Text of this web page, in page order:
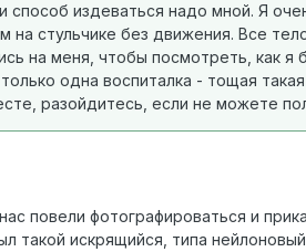
способ издеваться надо мной. Я
на стульчике без движения. Все
на меня, чтобы посмотреть, как я
одна воспиталка - тощая
разойдитесь, если не можете
повели фотографироваться и
такой искрящийся, типа